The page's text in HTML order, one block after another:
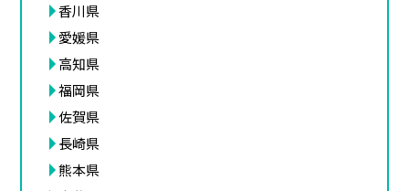
香川県
愛媛県
高知県
福岡県
佐賀県
長崎県
熊本県